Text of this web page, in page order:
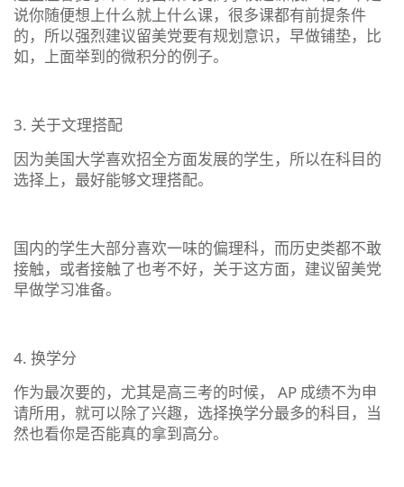
说你随便想上什么就上什么课，很多课都有前提条件
的，所以强烈建议留美党要有规划意识，早做铺垫，比
如，上面举到的微积分的例子。
3. 关于文理搭配
因为美国大学喜欢招全方面发展的学生，所以在科目的
选择上，最好能够文理搭配。
国内的学生大部分喜欢一味的偏理科，而历史类都不敢
接触，或者接触了也考不好，关于这方面，建议留美党
早做学习准备。
4. 换学分
作为最次要的，尤其是高三考的时候， AP 成绩不为申
请所用，就可以除了兴趣，选择换学分最多的科目，当
然也看你是否能真的拿到高分。